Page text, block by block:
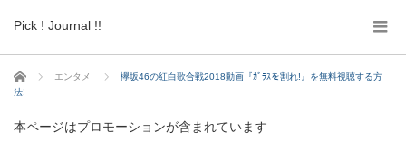
Pick ! Journal !!
ホーム エンタメ
欅坂46の紅白歌合戦2018動画『ｶﾞﾗｽを割れ!』を無料視聴する方
法!
本ページはプロモーションが含まれています